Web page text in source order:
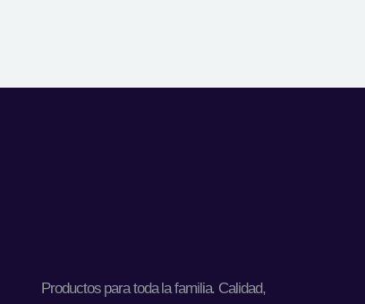
Productos para toda la familia. Calidad,